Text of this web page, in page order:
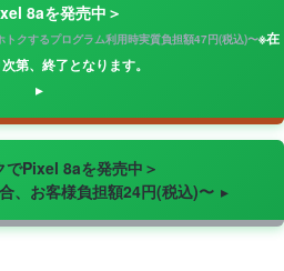
8aを発売中＞
クするプログラム利用時実質負担額47円(税込)〜※在
第、終了となります。
でPixel 8aを発売中＞
、お客様負担額24円(税込)〜